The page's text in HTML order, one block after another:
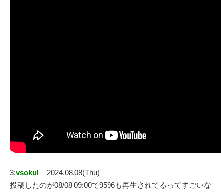
3:vsoku!
2024.08.08(Thu)
投稿したのが08/08 09:00で9596も再生されてるってすごいな